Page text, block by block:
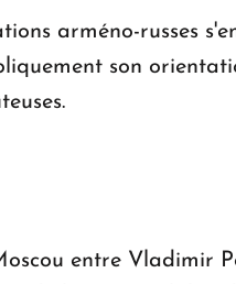
arméno-russes
son
entre Vladimir